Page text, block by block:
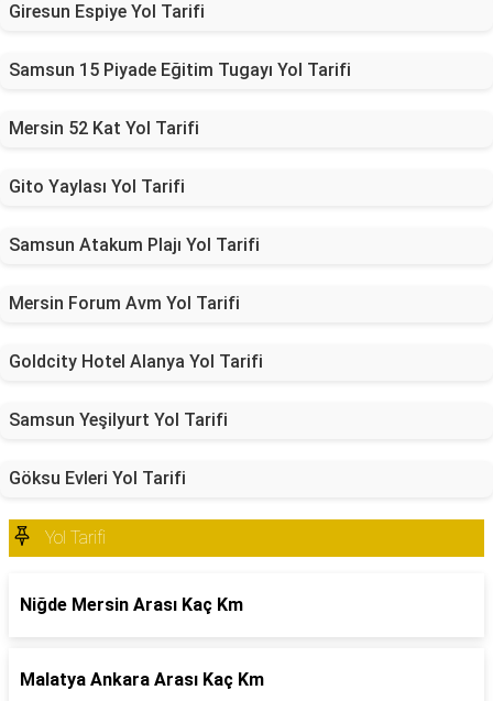
Giresun Espiye Yol Tarifi
Samsun 15 Piyade Eğitim Tugayı Yol Tarifi
Mersin 52 Kat Yol Tarifi
Gito Yaylası Yol Tarifi
Samsun Atakum Plajı Yol Tarifi
Mersin Forum Avm Yol Tarifi
Goldcity Hotel Alanya Yol Tarifi
Samsun Yeşilyurt Yol Tarifi
Göksu Evleri Yol Tarifi
Yol Tarifi
Niğde Mersin Arası Kaç Km
Malatya Ankara Arası Kaç Km